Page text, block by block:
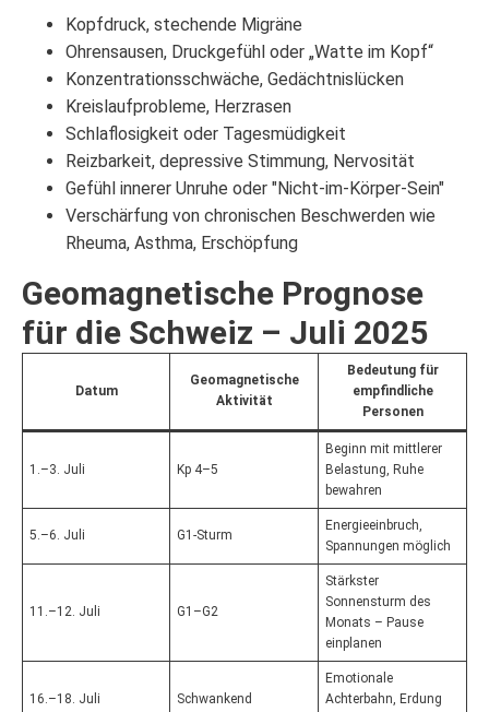
Kopfdruck, stechende Migräne
Ohrensausen, Druckgefühl oder „Watte im Kopf“
Konzentrationsschwäche, Gedächtnislücken
Kreislaufprobleme, Herzrasen
Schlaflosigkeit oder Tagesmüdigkeit
Reizbarkeit, depressive Stimmung, Nervosität
Gefühl innerer Unruhe oder "Nicht-im-Körper-Sein"
Verschärfung von chronischen Beschwerden wie
Rheuma, Asthma, Erschöpfung
Geomagnetische Prognose
für die Schweiz – Juli 2025
Datum
Geomagnetische
Aktivität
Bedeutung für
empfindliche
Personen
1.–3. Juli Kp 4–5
Beginn mit mittlerer
Belastung, Ruhe
bewahren
5.–6. Juli G1-Sturm
Energieeinbruch,
Spannungen möglich
11.–12. Juli G1–G2
Stärkster
Sonnensturm des
Monats – Pause
einplanen
16.–18. Juli Schwankend
Emotionale
Achterbahn, Erdung